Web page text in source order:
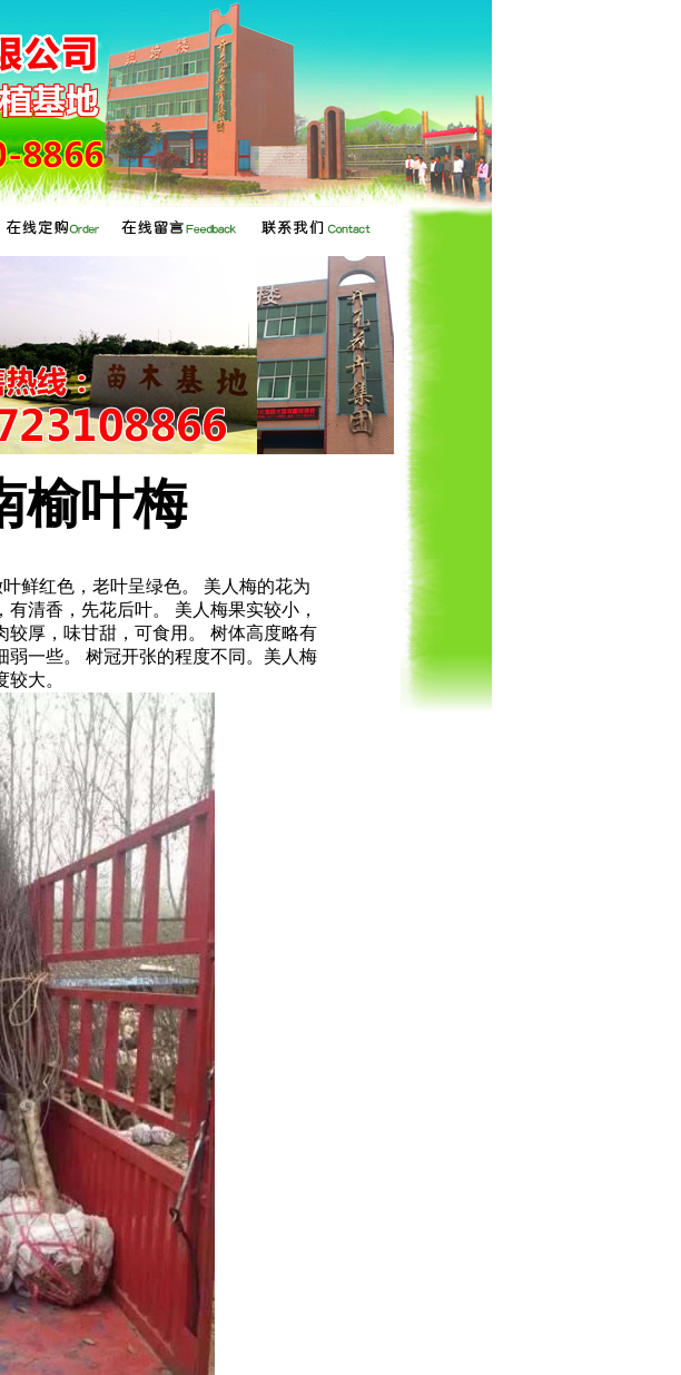
榆叶梅
鲜红色，老叶呈绿色。 美人梅的花为
清香，先花后叶。 美人梅果实较小，
厚，味甘甜，可食用。 树体高度略有
一些。 树冠开张的程度不同。美人梅
大。